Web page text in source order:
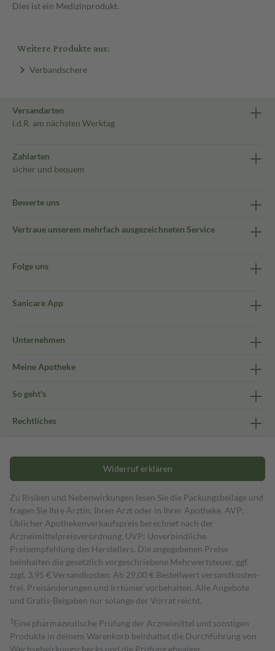
Dies ist ein Medizinprodukt.
Weitere Produkte aus:
Verbandschere
Versandarten
i.d.R. am nächsten Werktag
Zahlarten
sicher und bequem
Bewerte uns
Vertraue unserem mehrfach ausgezeichneten Service
Folge uns
Sanicare App
Unternehmen
Meine Apotheke
So geht's
Rechtliches
Widerruf erklären
Zu Risiken und Nebenwirkungen lesen Sie die Packungsbeilage und
fragen Sie Ihre Ärztin, Ihren Arzt oder in Ihrer Apotheke. AVP:
Üblicher Apothekenverkaufspreis berechnet nach der
Arzneimittelpreisverordnung. UVP: Unverbindliche
Preisempfehlung des Herstellers. Die angegebenen Preise
beinhalten die gesetzlich vorgeschriebene Mehrwertsteuer, ggf.
zzgl. 3,95 € Versandkosten. Ab 29,00 € Bestell­wert versand­kosten­
frei. Preisänderungen und Irrtümer vorbehalten. Alle Angebote
und Gratis-Beigaben nur solange der Vorrat reicht.
1 Eine pharmazeutische Prüfung der Arzneimittel und sonstigen
Produkte in deinem Warenkorb beinhaltet die Durchführung von
Wechselwirkungschecks und die Prüfung etwaiger